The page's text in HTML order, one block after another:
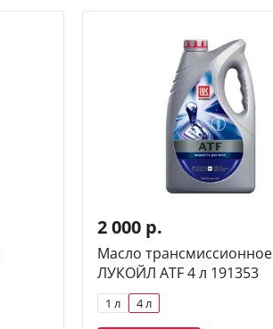
2 000 р.
Масло трансмиссионное
ЛУКОЙЛ ATF 4 л 191353
1 л 4 л